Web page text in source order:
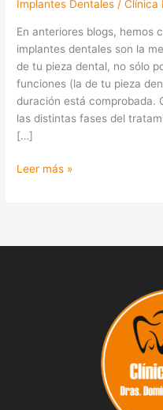
Implantes Dentales /Clínica
En anteriores blogs, hemos
implantes dentales son la
de tu pieza dental, no sólo
funciones (la de tu pieza
duración está comprobada.
las distintas fases del
[…]
Leer más »